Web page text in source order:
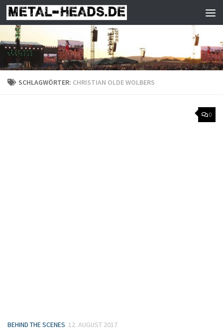
Zum Inhalt springen
SCHLAGWÖRTER: CHRISTIAN OLDE WOLBERS
0
BEHIND THE SCENES 12. AUGUST 2017